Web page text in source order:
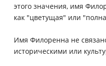
этого значения, имя
как "цветущая" или
Имя Филоренна не
историческими или